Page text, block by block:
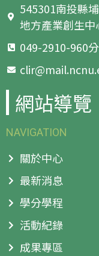
545301南投縣
地方產業創生中
049-2910-960
網站導覽
NAVIGATION
關於中心
最新消息
學分學程
活動紀錄
成果專區